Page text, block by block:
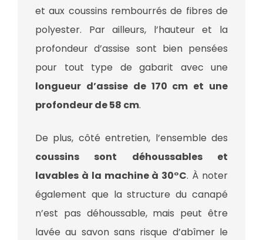
et aux coussins rembourrés de fibres de
polyester. Par ailleurs, l’hauteur et la
profondeur d’assise sont bien pensées
pour tout type de gabarit avec une
longueur d’assise de 170 cm et une
profondeur de 58 cm.
De plus, côté entretien, l’ensemble des
coussins sont déhoussables et
lavables à la machine à 30°C. À noter
également que la structure du canapé
n’est pas déhoussable, mais peut être
lavée au savon sans risque d’abîmer le